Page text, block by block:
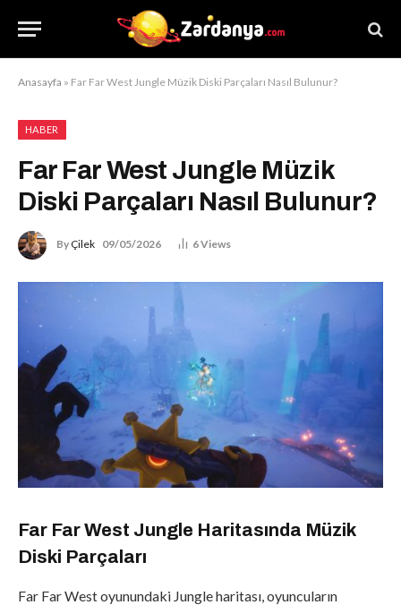
Anasayfa » Far Far West Jungle Müzik Diski Parçaları Nasıl Bulunur?
HABER
Far Far West Jungle Müzik
Diski Parçaları Nasıl Bulunur?
By Çilek 09/05/2026 6Views
Far Far West Jungle Haritasında Müzik
Diski Parçaları
Far Far West oyunundaki Jungle haritası, oyuncuların